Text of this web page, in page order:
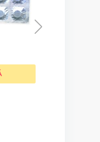
Tofranil
CUMPĂRĂ